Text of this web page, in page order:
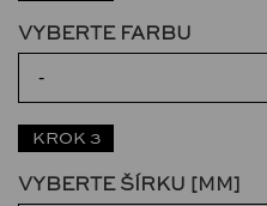
VYBERTE FARBU
-
KROK 3
VYBERTE ŠÍRKU [MM]